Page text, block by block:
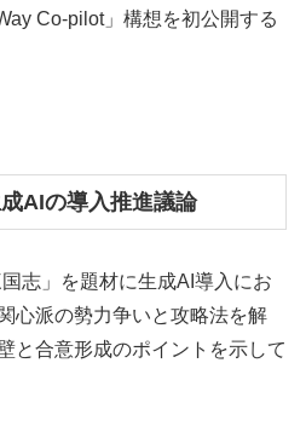
Co-pilot」構想を初公開する
AIの導入推進議論
志」を題材に生成AI導入にお
心派の勢力争いと攻略法を解
と合意形成のポイントを示して